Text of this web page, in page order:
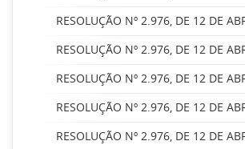
RESOLUÇÃO Nº 2.976, DE 12 DE
RESOLUÇÃO Nº 2.976, DE 12 DE
RESOLUÇÃO Nº 2.976, DE 12 DE
RESOLUÇÃO Nº 2.976, DE 12 DE
RESOLUÇÃO Nº 2.976, DE 12 DE